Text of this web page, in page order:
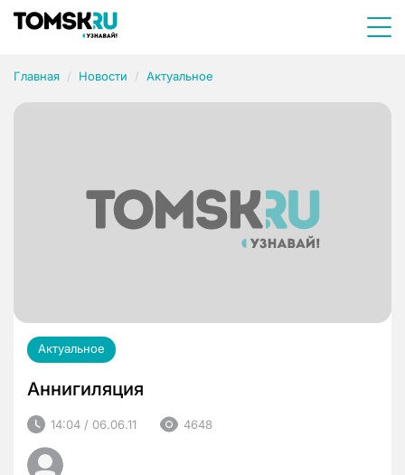
Главная Новости Актуальное
Актуальное
Аннигиляция
14:04 / 06.06.11 4648